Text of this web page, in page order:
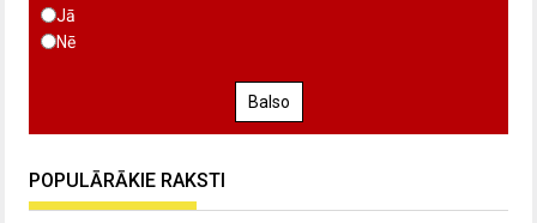
Jā
Nē
Balso
POPULĀRĀKIE RAKSTI